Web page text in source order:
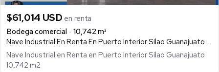
$61,014 USD en renta
Bodega comercial
10,742 m²
Nave Industrial En Renta En Puerto Interior Silao Guanajuato 10,742 M2, Puerto Interior, Silao De La Victoria
Nave Industrial en Renta en Puerto Interior Silao Guanajuato
10,742 m2